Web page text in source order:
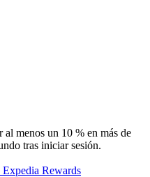
menos un 10 % en más de
tras iniciar sesión.
Rewards